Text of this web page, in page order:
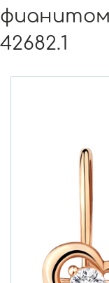
фианитом
42682.1